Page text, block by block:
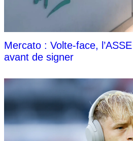
Mercato : Volte-face,
avant de signer